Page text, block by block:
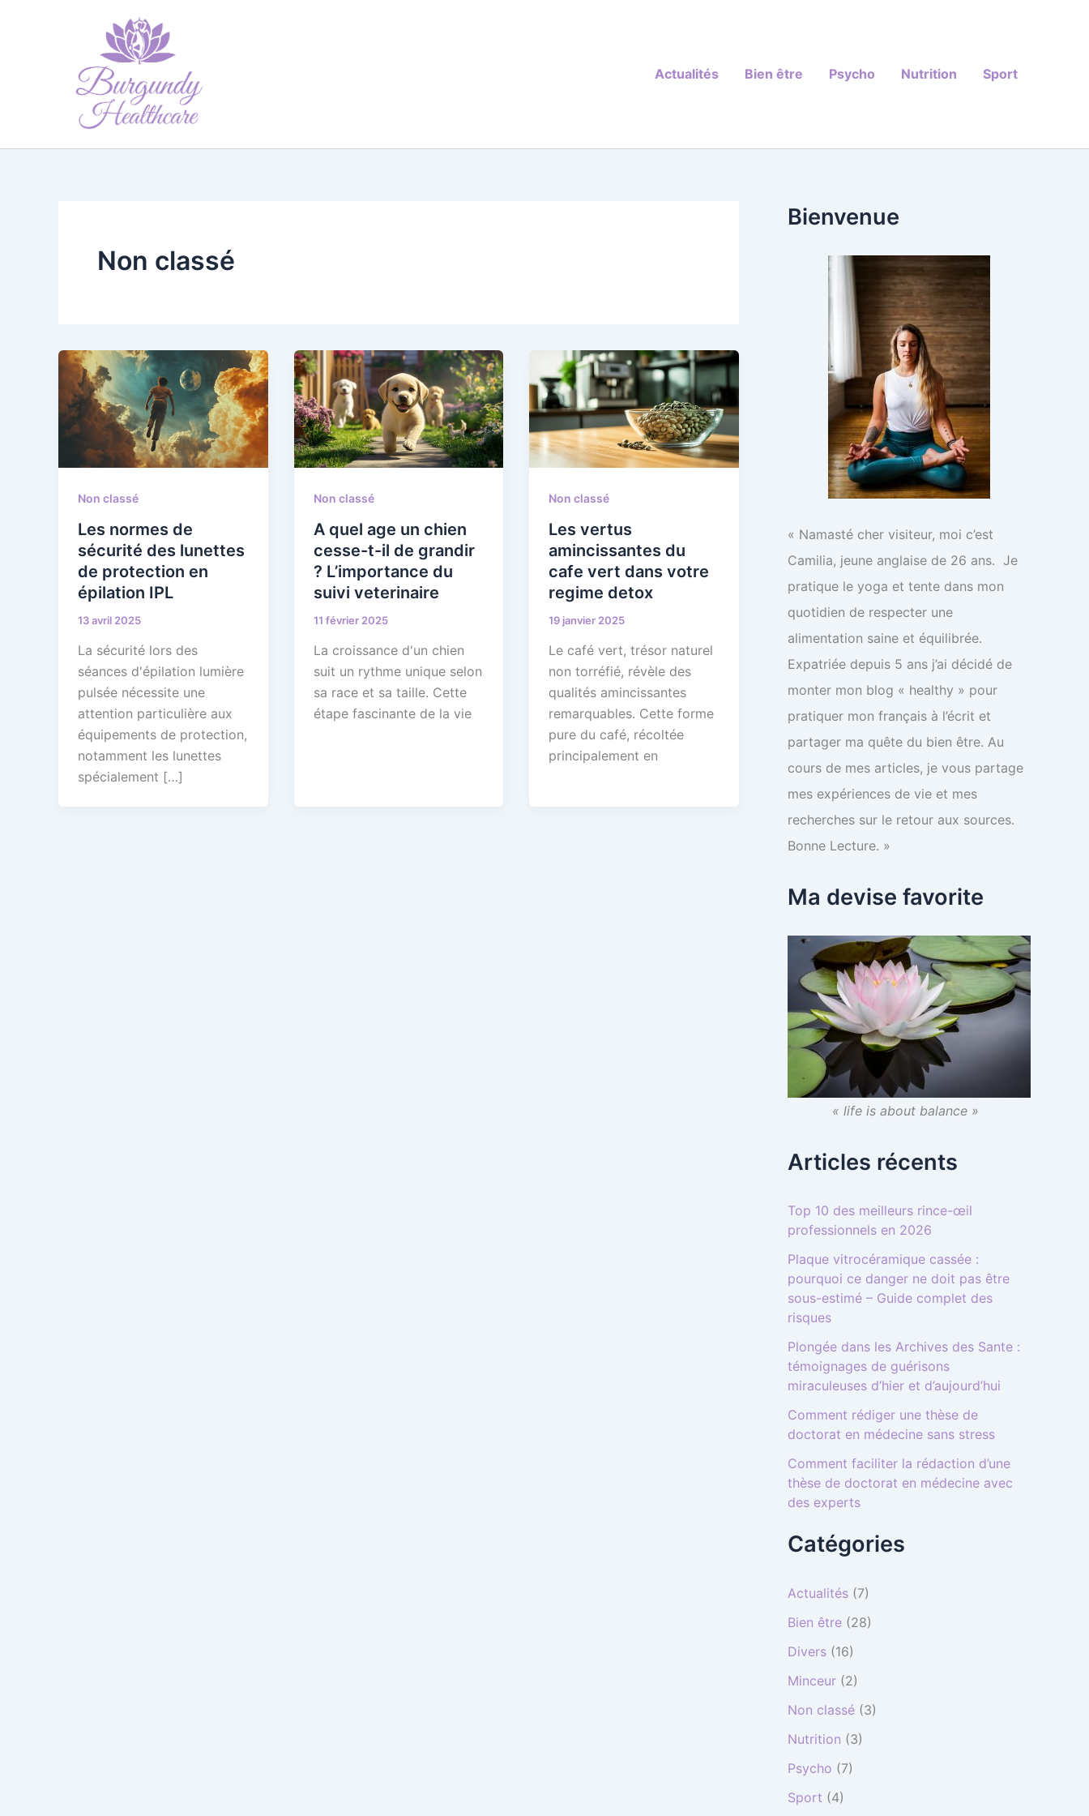
Actualités
Bien être Psycho Nutrition Sport
Non classé
Non classé
Les normes de
sécurité des lunettes
de protection en
épilation IPL
13 avril 2025
La sécurité lors des
séances d'épilation lumière
pulsée nécessite une
attention particulière aux
équipements de protection,
notamment les lunettes
spécialement […]
Non classé
A quel age un chien
cesse-t-il de grandir
? L’importance du
suivi veterinaire
11 février 2025
La croissance d'un chien
suit un rythme unique selon
sa race et sa taille. Cette
étape fascinante de la vie
Non classé
Les vertus
amincissantes du
cafe vert dans votre
regime detox
19 janvier 2025
Le café vert, trésor naturel
non torréfié, révèle des
qualités amincissantes
remarquables. Cette forme
pure du café, récoltée
principalement en
Bienvenue
« Namasté cher visiteur, moi c’est
Camilia, jeune anglaise de 26 ans. Je
pratique le yoga et tente dans mon
quotidien de respecter une
alimentation saine et équilibrée.
Expatriée depuis 5 ans j’ai décidé de
monter mon blog « healthy » pour
pratiquer mon français à l’écrit et
partager ma quête du bien être. Au
cours de mes articles, je vous partage
mes expériences de vie et mes
recherches sur le retour aux sources.
Bonne Lecture. »
Ma devise favorite
« life is about balance »
Articles récents
Top 10 des meilleurs rince-œil
professionnels en 2026
Plaque vitrocéramique cassée :
pourquoi ce danger ne doit pas être
sous-estimé – Guide complet des
risques
Plongée dans les Archives des Sante :
témoignages de guérisons
miraculeuses d’hier et d’aujourd’hui
Comment rédiger une thèse de
doctorat en médecine sans stress
Comment faciliter la rédaction d’une
thèse de doctorat en médecine avec
des experts
Catégories
Actualités (7)
Bien être (28)
Divers (16)
Minceur (2)
Non classé (3)
Nutrition (3)
Psycho (7)
Sport (4)